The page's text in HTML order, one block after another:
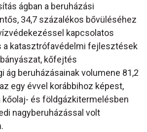
ágban a beruházási
34,7 százalékos bővüléséhez
kapcsolatos
a katasztrófavédelmi fejlesztések
kőfejtés
ág beruházásainak volumene 81,2
egy évvel korábbihoz képest,
kőolaj- és földgázkitermelésben
nagyberuházással volt